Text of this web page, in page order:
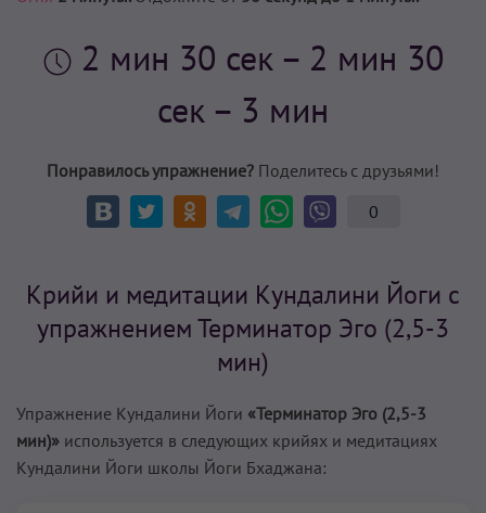
2 мин 30 сек – 2 мин 30
сек – 3 мин
Понравилось упражнение? Поделитесь с друзьями!
0
Крийи и медитации Кундалини Йоги с
упражнением Терминатор Эго (2,5-3
мин)
Упражнение Кундалини Йоги «Терминатор Эго (2,5-3
мин)» используется в следующих крийях и медитациях
Кундалини Йоги школы Йоги Бхаджана: